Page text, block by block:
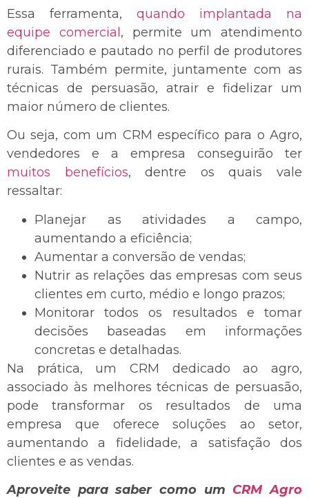
Essa ferramenta, quando implantada na
equipe comercial , permite um atendimento
diferenciado e pautado no perfil de produtores
rurais. Também permite, juntamente com as
técnicas de persuasão, atrair e fidelizar um
maior número de clientes.
Ou seja, com um CRM específico para o Agro,
vendedores e a empresa conseguirão ter
muitos benefícios, dentre os quais vale
ressaltar:
Planejar as atividades a campo,
aumentando a eficiência;
Aumentar a conversão de vendas;
Nutrir as relações das empresas com seus
clientes em curto, médio e longo prazos;
Monitorar todos os resultados e tomar
decisões baseadas em informações
concretas e detalhadas.
Na prática, um CRM dedicado ao agro,
associado às melhores técnicas de persuasão,
pode transformar os resultados de uma
empresa que oferece soluções ao setor,
aumentando a fidelidade, a satisfação dos
clientes e as vendas.
Aproveite para saber como um CRM Agro